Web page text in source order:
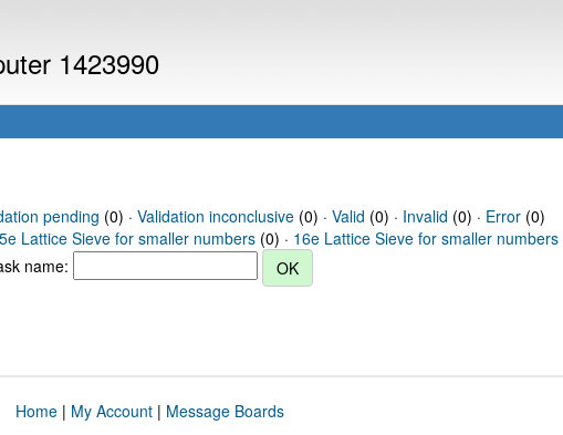
1423990
pending (0) · Validation inconclusive(0) · Valid (0) · Invalid (0) · Error(0)
Lattice Sieve for smaller numbers (0) · 16e Lattice Sieve for smaller numbers
name:
Home| My Account| Message Boards